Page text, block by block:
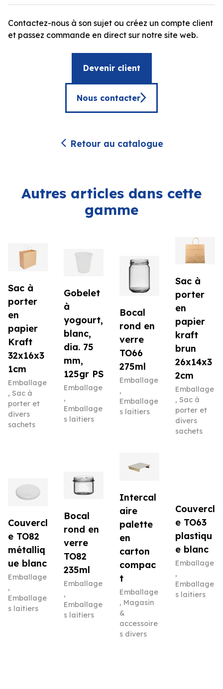
Contactez-nous à son sujet ou créez un compte client
et passez commande en direct sur notre site web.
Devenir client
Nous contacter
Retour au catalogue
Autres articles dans cette
gamme
Sac à
porter
en
papier
Kraft
32x16x3
1cm
Emballage
, Sac à
porter et
divers
sachets
Gobelet
à
yogourt,
blanc,
dia. 75
mm,
125gr PS
Emballage
,
Emballage
s laitiers
Bocal
rond en
verre
TO66
275ml
Emballage
,
Emballage
s laitiers
Sac à
porter
en
papier
kraft
brun
26x14x3
2cm
Emballage
, Sac à
porter et
divers
sachets
Couvercl
e TO82
métalliq
ue blanc
Emballage
,
Emballage
s laitiers
Bocal
rond en
verre
TO82
235ml
Emballage
,
Emballage
s laitiers
Intercal
aire
palette
en
carton
compac
t
Emballage
, Magasin
&
accessoire
s divers
Couvercl
e TO63
plastiqu
e blanc
Emballage
,
Emballage
s laitiers